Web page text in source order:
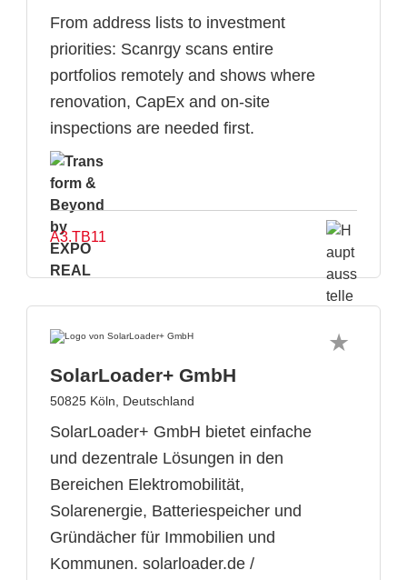
From address lists to investment
priorities: Scanrgy scans entire
portfolios remotely and shows where
renovation, CapEx and on-site
inspections are needed first.
A3.TB11
SolarLoader+ GmbH
50825 Köln, Deutschland
SolarLoader+ GmbH bietet einfache
und dezentrale Lösungen in den
Bereichen Elektromobilität,
Solarenergie, Batteriespeicher und
Gründächer für Immobilien und
Kommunen. solarloader.de /